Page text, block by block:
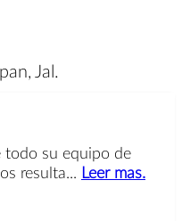
Jal.
todo su equipo de
resulta... Leer mas.